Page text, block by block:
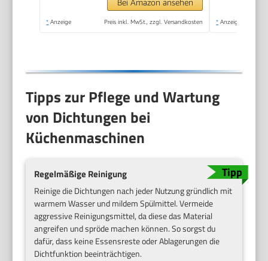
700 W, weiß,
* Anzeige Preis inkl. MwSt., zzgl. Versandkosten * Anzeige
Tipps zur Pflege und Wartung
von Dichtungen bei
Küchenmaschinen
Regelmäßige Reinigung
Reinige die Dichtungen nach jeder Nutzung gründlich mit
warmem Wasser und mildem Spülmittel. Vermeide
aggressive Reinigungsmittel, da diese das Material
angreifen und spröde machen können. So sorgst du
dafür, dass keine Essensreste oder Ablagerungen die
Dichtfunktion beeinträchtigen.